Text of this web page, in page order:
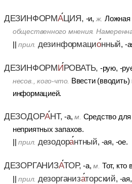
ДЕЗИНФОРМАЦИЯ, -и, ж. Ложная
общественного мнения.
||прил. дезинформационный, -
ДЕЗИНФОРМИРОВАТЬ, -рую, -
несов., кого-что. Ввести
информацией.
ДЕЗОДОРАНТ, -а,м. Средство
неприятных запахов.
||прил. дезодорантный, -ая, -ое.
ДЕЗОРГАНИЗАТОР, -а,м. Тот, кто
||прил. дезорганизаторский, -